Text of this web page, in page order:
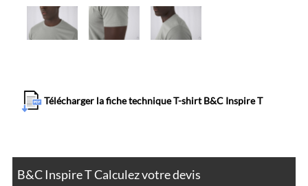
Télécharger la fiche technique T-shirt B&C Inspire T
B&C Inspire T Calculez votre devis